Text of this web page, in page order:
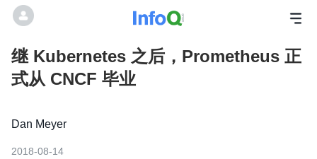
继 Kubernetes 之后，Prometheus 正
式从 CNCF 毕业
Dan Meyer
2018-08-14